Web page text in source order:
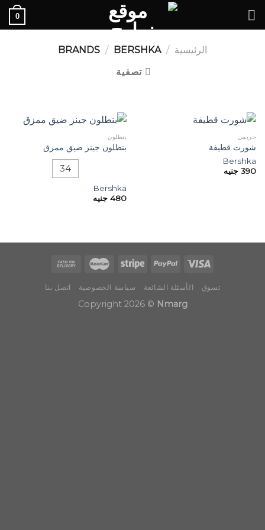
0
الرئيسية /
BRANDS
/ BERSHKA
تصفية
حريمي
شورت قطيفة
Bershka
390 جنيه
بنطلون
بنطلون جينز ضيق ممزق
34
Bershka
480 جنيه
تسوق الأسئلة الشائعة سياسة الخصوصية اتصل بنا
Copyright 2026 © Nmarg